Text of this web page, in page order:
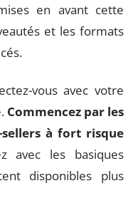
en avant cette
et les formats
vous avec votre
Commencez par les
à fort risque
avec les basiques
disponibles plus